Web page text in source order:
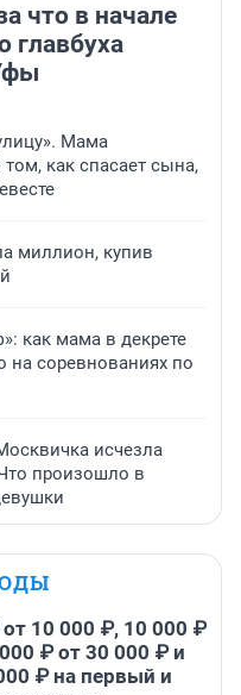
что в начале
главбуха
Мама
как спасает сына,
миллион, купив
как мама в декрете
на соревнованиях по
исчезла
произошло в
10 000 ₽, 10 000 ₽
₽ от 30 000 ₽ и
₽ на первый и